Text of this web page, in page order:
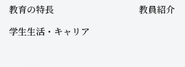
教育の特長
学生生活・キャリア
教員紹介